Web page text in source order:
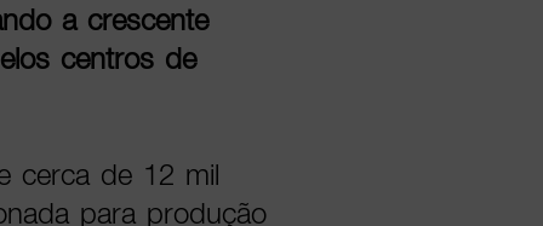
a crescente
centros de
cerca de 12 mil
para produção